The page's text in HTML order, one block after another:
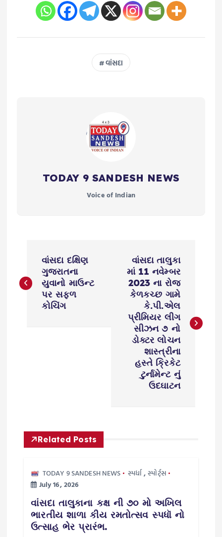
વાંસદા
TODAY 9 SANDESH NEWS
Voice of Indian
o
g
વાંસદા દક્ષિણ
ગુજરાતના
યુવાનો માઉન્ટ
પર સફળ
કોચિંગ
વાંસદા તાલુકા
માં 11 નવેમ્બર
2023 ના રોજ
કેળકચ્છ ગામે
કે.પી.એલ
પ્રીમિયર લીગ
સીઝન ૭ નો
ડોક્ટર લોચન
શાસ્ત્રીના
હસ્તે ક્રિકેટ
ટુર્નામેન્ટ નું
ઉદઘાટન
Related Posts
TODAY 9 SANDESH NEWS સ્પર્ધા,સ્પોર્ટ્સ
July 16, 2026
વાંસદા તાલુકાના કક્ષ ની ૭૦ મો અખિલ
ભારતીય શાળા કીય રમતોત્સવ સ્પધૉ નો
ઉત્સાહ ભેર પ્રારંભ.